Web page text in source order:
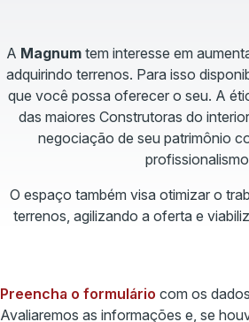
A Magnumtem interesse em
adquirindo terrenos. Para isso
que você possa oferecer o seu. A
das maiores Construtoras do
negociação de seu patrimônio
O espaço também visa otimizar o
terrenos, agilizando a oferta e
Preencha o formulário com os
Avaliaremos as informações e, se